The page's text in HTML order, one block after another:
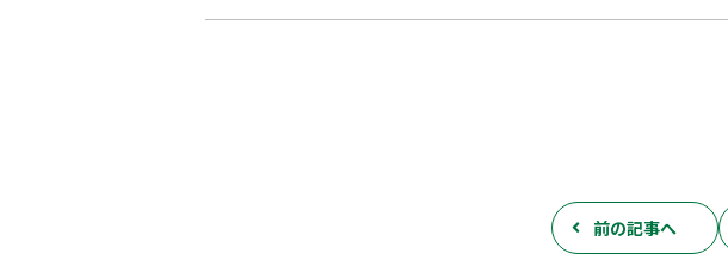
前の記事へ